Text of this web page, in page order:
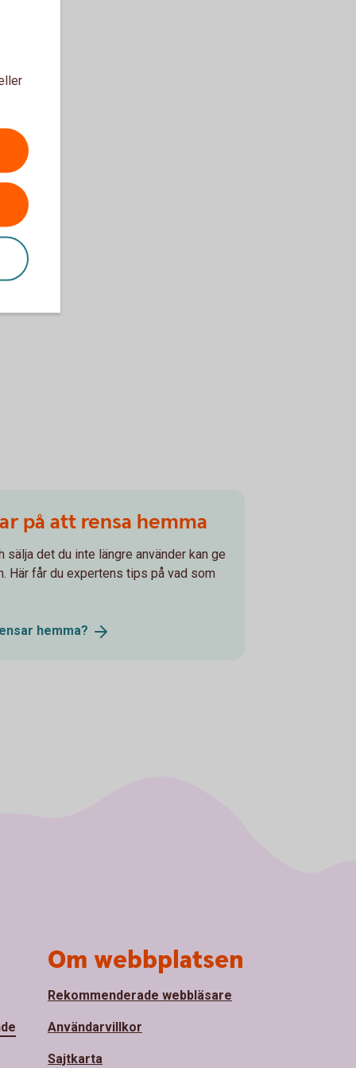
på att rensa hemma
det du inte längre använder kan ge
Här får du expertens tips på vad som
hemma?
Om webbplatsen
Rekommenderade webbläsare
Användarvillkor
Sajtkarta